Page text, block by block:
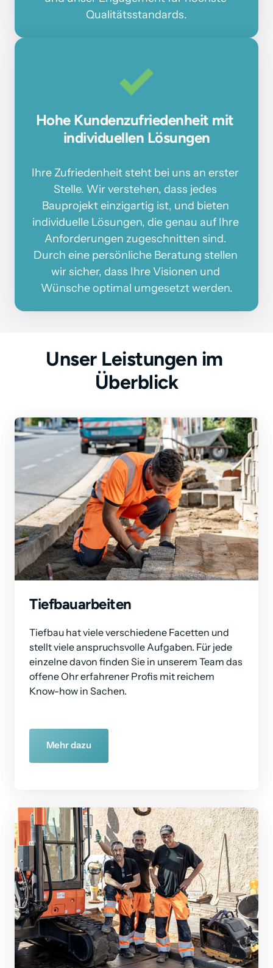
Qualitätsstandards.
Hohe Kundenzufriedenheit mit
individuellen Lösungen
Ihre Zufriedenheit steht bei uns an
Stelle. Wir verstehen, dass
Bauprojekt einzigartig ist, und
individuelle Lösungen, die genau auf
Ihre
Anforderungen zugeschnitten
Durch eine persönliche Beratung
wir sicher, dass Ihre Visionen
Wünsche optimal umgesetzt werden.
Unser Leistungen im
Überblick
Tiefbauarbeiten
Tiefbau hat viele verschiedene Facetten und
stellt viele anspruchsvolle Aufgaben. Für jede
einzelne davon finden Sie in unserem Team das
offene Ohr erfahrener Profis mit reichem
Know-how in Sachen.
Mehr dazu